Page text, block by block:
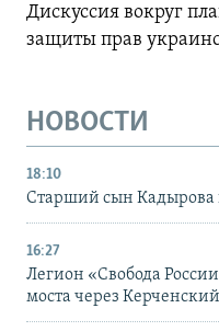
Дискуссия вокруг
защиты прав
НОВОСТИ
18:10
Старший сын Кадырова
16:27
Легион «Свобода
моста через